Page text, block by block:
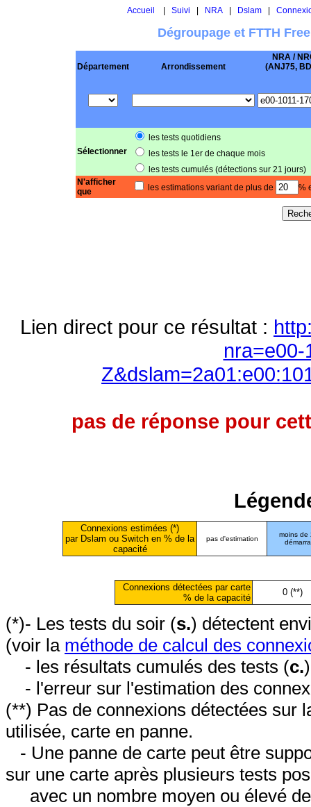
Accueil Suivi NRA| Dslam|
Dégroupage et FTTH
Département Arrondissement
NRA /
(ANJ75,
Sélectionner
les tests quotidiens
les tests le 1er de chaque mois
les tests cumulés (détections sur 21 jours)
N'afficher
que
les estimations variant de plus de %
Lien direct pour ce résultat :
nra=e00-
pas de réponse pour
Connexions estimées (*)
par Dslam ou Switch en % de la
capacité
pas d'estimation
moins de
Connexions détectées par carte
% de la capacité
0 (**)
(*)- Les tests du soir (s.) détectent
(voir la méthode de calcul des
- les résultats cumulés des tests (c.
- l'erreur sur l'estimation des
(**) Pas de connexions détectées sur
utilisée, carte en panne.
- Une panne de carte peut être
sur une carte après plusieurs tests
avec un nombre moyen ou élevé